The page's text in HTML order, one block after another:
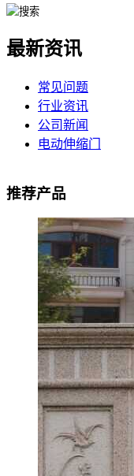
最新资讯
常见问题
行业资讯
公司新闻
电动伸缩门
推荐产品